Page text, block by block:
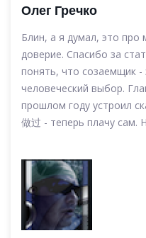
Олег Гречко
Блин, а я думал, это про
доверие. Спасибо за
понять, что созаемщик -
человеческий выбор.
прошлом году устроил
做过 - теперь плачу сам.